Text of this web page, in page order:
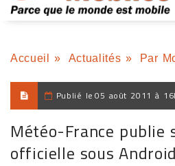
Accueil » Actualités » Par
Publié le 05 août 2011 à
Météo-France publie
officielle sous